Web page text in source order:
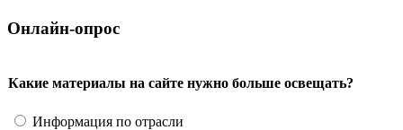
Онлайн-опрос
Какие материалы на сайте нужно больше освещать?
Информация по отрасли